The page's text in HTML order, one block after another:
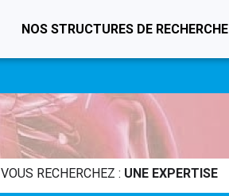
NOS STRUCTURES DE RECHERCHE
VOUS RECHERCHEZ : UNE EXPERTISE